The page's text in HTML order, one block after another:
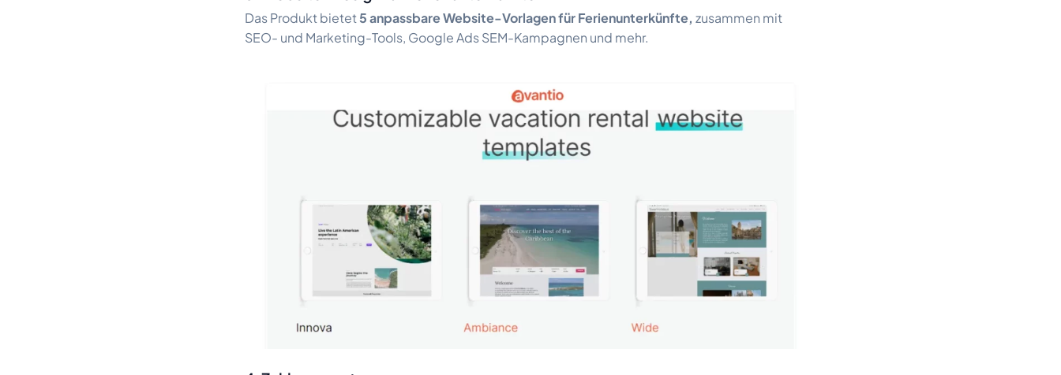
Das Produkt bietet5 anpassbare Website-Vorlagen für Ferienunterkünfte, zusammen mit
SEO- und Marketing-Tools, Google Ads SEM-Kampagnen und mehr.